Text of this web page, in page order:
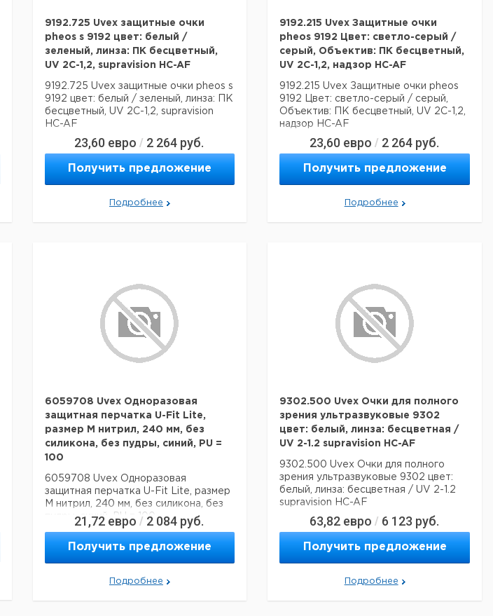
9192.725 Uvex защитные очки
pheos s 9192 цвет: белый /
зеленый, линза: ПК бесцветный,
UV 2C-1,2, supravision HC-AF
9192.725 Uvex защитные очки pheos s
9192 цвет: белый / зеленый, линза: ПК
бесцветный, UV 2C-1,2, supravision
HC-AF
23,60 евро / 2 264 руб.
Получить предложение
Подробнее
9192.215 Uvex Защитные очки
pheos 9192 Цвет: светло-серый /
серый, Объектив: ПК бесцветный,
UV 2C-1,2, надзор HC-AF
9192.215 Uvex Защитные очки pheos
9192 Цвет: светло-серый / серый,
Объектив: ПК бесцветный, UV 2C-1,2,
надзор HC-AF
23,60 евро / 2 264 руб.
Получить предложение
Подробнее
6059708 Uvex Одноразовая
защитная перчатка U-Fit Lite,
размер M нитрил, 240 мм, без
силикона, без пудры, синий, PU =
100
6059708 Uvex Одноразовая
защитная перчатка U-Fit Lite, размер
M нитрил, 240 мм, без силикона, без
пудры, синий, PU = 100
21,72 евро / 2 084 руб.
Получить предложение
Подробнее
9302.500 Uvex Очки для полного
зрения ультразвуковые 9302
цвет: белый, линза: бесцветная /
UV 2-1.2 supravision HC-AF
9302.500 Uvex Очки для полного
зрения ультразвуковые 9302 цвет:
белый, линза: бесцветная / UV 2-1.2
supravision HC-AF
63,82 евро / 6 123 руб.
Получить предложение
Подробнее